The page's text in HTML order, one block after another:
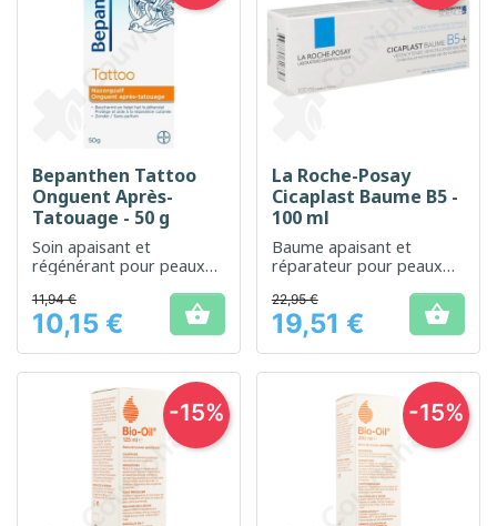
Bepanthen Tattoo
Onguent Après-
Tatouage - 50 g
Soin apaisant et
régénérant pour peaux
Prix
11,94 €
10,15 € 
La Roche-Posay
Cicaplast Baume B5 -
100 ml
Baume apaisant et
réparateur pour peaux
Prix
22,95 €
19,51 € 
-15% -15%